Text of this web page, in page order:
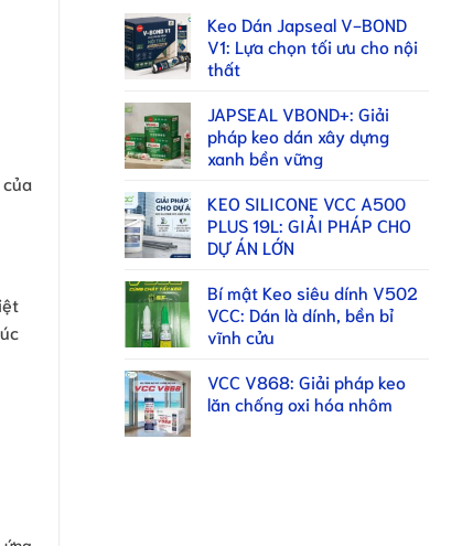
Keo Dán Japseal V-BOND
V1: Lựa chọn tối ưu cho nội
thất
JAPSEAL VBOND+: Giải
pháp keo dán xây dựng
xanh bền vững
KEO SILICONE VCC A500
PLUS 19L: GIẢI PHÁP CHO
DỰ ÁN LỚN
Bí mật Keo siêu dính V502
VCC: Dán là dính, bền bỉ
vĩnh cửu
VCC V868: Giải pháp keo
lăn chống oxi hóa nhôm